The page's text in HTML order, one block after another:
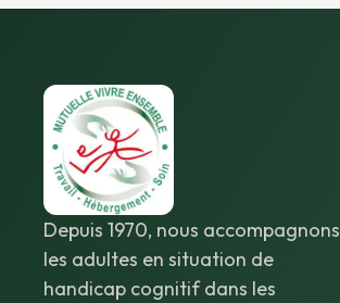
Depuis 1970, nous accompagnons
les adultes en situation de
handicap cognitif dans les